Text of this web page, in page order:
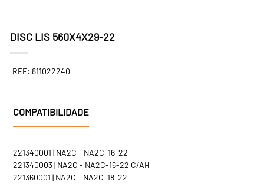
DISC LIS 560X4X29-22
REF: 811022240
COMPATIBILIDADE
221340001 | NA2C - NA2C-16-22
221340003 | NA2C - NA2C-16-22 C/AH
221360001 | NA2C - NA2C-18-22